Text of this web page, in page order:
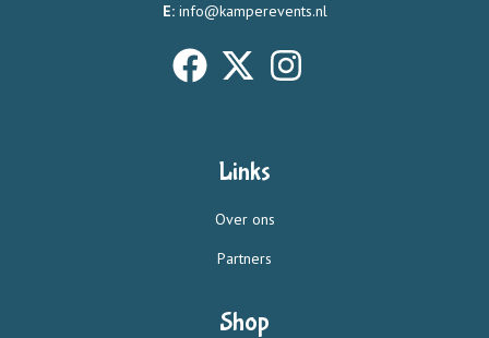
E: info@kamperevents.nl
Links
Over ons
Partners
Shop